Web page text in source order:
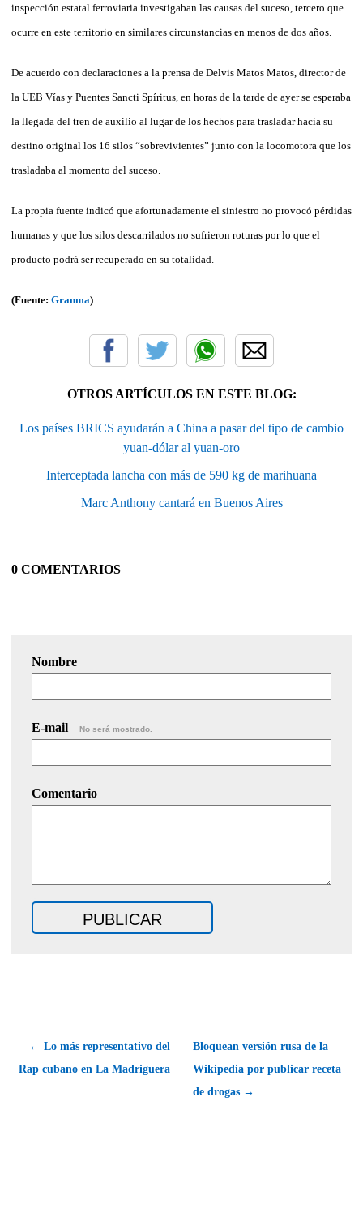
inspección estatal ferroviaria investigaban las causas del suceso, tercero que
ocurre en este territorio en similares circunstancias en menos de dos años.
De acuerdo con declaraciones a la prensa de Delvis Matos Matos, director de
la UEB Vías y Puentes Sancti Spíritus, en horas de la tarde de ayer se esperaba
la llegada del tren de auxilio al lugar de los hechos para trasladar hacia su
destino original los 16 silos “sobrevivientes” junto con la locomotora que los
trasladaba al mo­mento del suceso.
La propia fuente indicó que afortunadamente el siniestro no provocó pérdidas
humanas y que los silos descarrilados no sufrieron roturas por lo que el
producto podrá ser recuperado en su totalidad.
(Fuente: Granma)
OTROS ARTÍCULOS EN ESTE BLOG:
Los países BRICS ayudarán a China a pasar del tipo de cambio
yuan-dólar al yuan-oro
Interceptada lancha con más de 590 kg de marihuana
Marc Anthony cantará en Buenos Aires
0 COMENTARIOS
Nombre
E-mail No será mostrado.
Comentario
← Lo más representativo del
Rap cubano en La Madriguera
Bloquean versión rusa de la
Wikipedia por publicar receta
de drogas →